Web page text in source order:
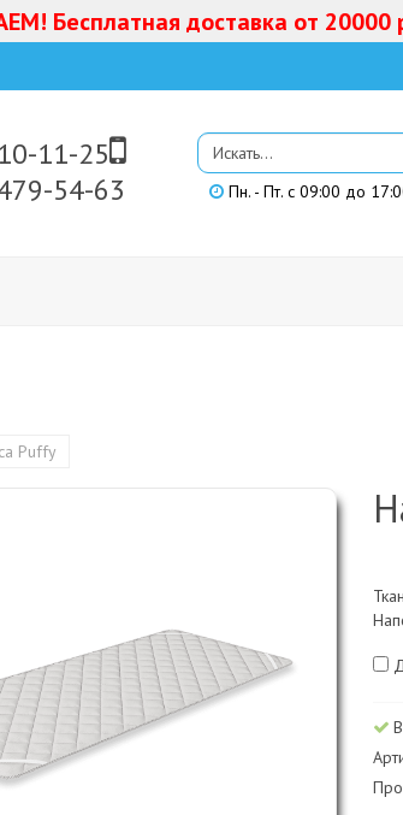
Бесплатная доставка от 20000
11-25
54-63 Пн. - Пт. с 09:00 до
Puffy